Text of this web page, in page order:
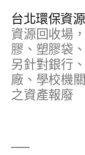
台北環保資
資源回收場
膠、塑膠袋
另針對銀行
廠、學校機
之資產報廢